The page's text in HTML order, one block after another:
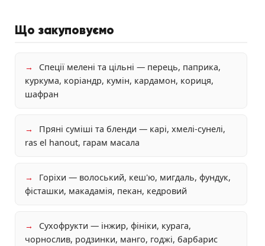
Що закуповуємо
→
Спеції мелені та цільні — перець, паприка,
куркума, коріандр, кумін, кардамон, кориця,
шафран
→
Пряні суміші та бленди — карі, хмелі-сунелі,
ras el hanout, гарам масала
→
Горіхи — волоський, кеш'ю, мигдаль, фундук,
фісташки, макадамія, пекан, кедровий
→
Сухофрукти — інжир, фініки, курага,
чорнослив, родзинки, манго, годжі, барбарис